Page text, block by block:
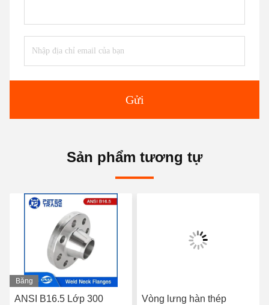
Gửi
Sản phẩm tương tự
Băng
hình
ANSI B16.5 Lớp 300
Vòng lưng hàn thép